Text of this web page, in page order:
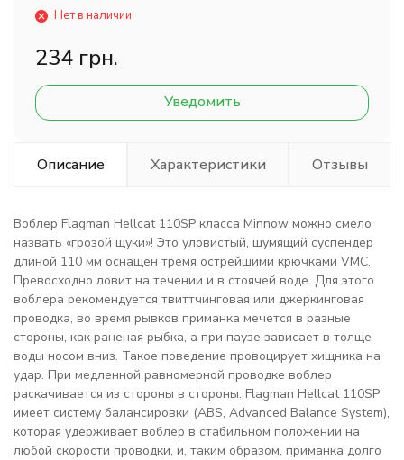
Нет в наличии
234 грн.
Уведомить
Описание Характеристики Отзывы
Воблер Flagman Hellcat 110SP класса Minnow можно смело
назвать «грозой щуки»! Это уловистый, шумящий суспендер
длиной 110 мм оснащен тремя острейшими крючками VMC.
Превосходно ловит на течении и в стоячей воде. Для этого
воблера рекомендуется твиттчинговая или джеркинговая
проводка, во время рывков приманка мечется в разные
стороны, как раненая рыбка, а при паузе зависает в толще
воды носом вниз. Такое поведение провоцирует хищника на
удар. При медленной равномерной проводке воблер
раскачивается из стороны в стороны. Flagman Hellcat 110SP
имеет систему балансировки (ABS, Advanced Balance System),
которая удерживает воблер в стабильном положении на
любой скорости проводки, и, таким образом, приманка долго